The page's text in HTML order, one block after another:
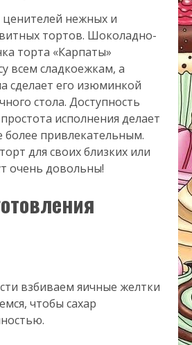
нежных и
тортов. Шоколадно-
торта «Карпаты»
всем сладкоежкам, а
сделает его изюминкой
стола. Доступность
исполнения делает
более привлекательным.
для своих близких или
очень довольны!
взбиваем яичные желтки
чтобы сахар